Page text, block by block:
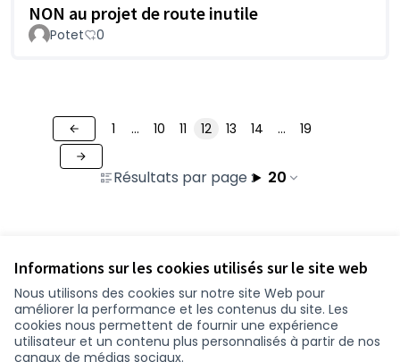
Informations sur les cookies utilisés sur le site web
Nous utilisons des cookies sur notre site Web pour
améliorer la performance et les contenus du site. Les
cookies nous permettent de fournir une expérience
utilisateur et un contenu plus personnalisés à partir de nos
canaux de médias sociaux.
NON au projet de route inutile
Potet 0
Résultats par page : 20
1 … 10 11 12 13 14 … 19
Conditions d'utilisation
Paramètres des cookies
participer.loire-atlantique.fr sur Facebook
participer.loire-atlantique.fr sur Instagram
participer.loire-atlantique.fr sur YouTube